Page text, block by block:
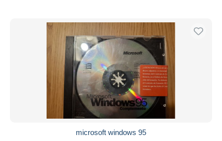
microsoft windows 95